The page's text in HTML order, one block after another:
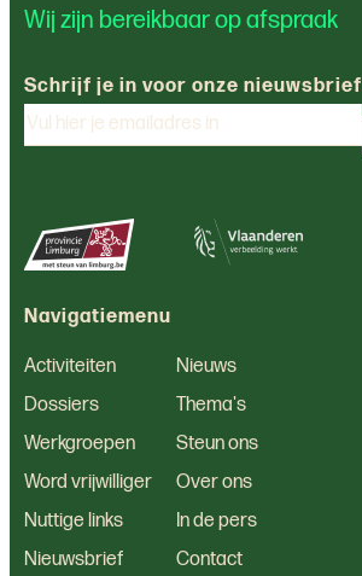
Wij zijn bereikbaar op afspraak
Schrijf je in voor onze nieuwsbrief
Navigatiemenu
Activiteiten
Nieuws
Dossiers
Thema's
Werkgroepen
Steun ons
Word vrijwilliger
Over ons
Nuttige links
In de pers
Nieuwsbrief
Contact